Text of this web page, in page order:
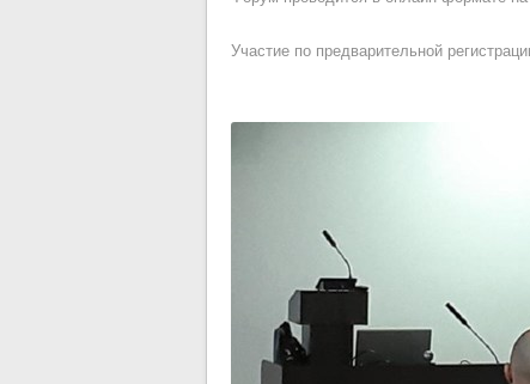
Участие по предварительной